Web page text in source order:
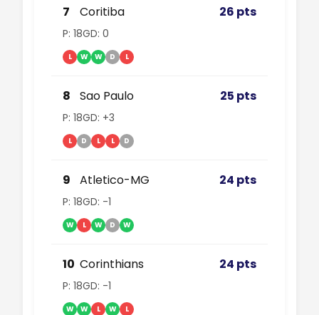
7 Coritiba 26 pts
P: 18GD: 0
L W W D L
8 Sao Paulo 25 pts
P: 18GD: +3
L D L L D
9 Atletico-MG 24 pts
P: 18GD: -1
W L W D W
10 Corinthians 24 pts
P: 18GD: -1
W W L W L